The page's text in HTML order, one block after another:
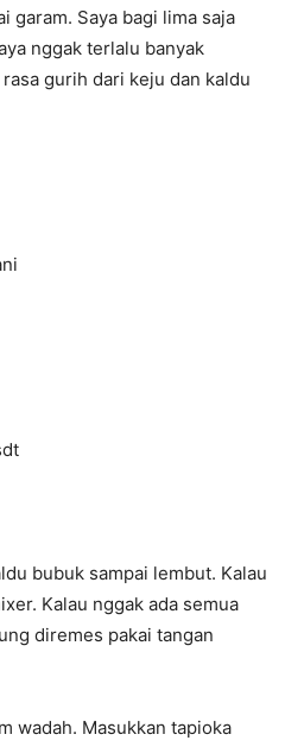
garam. Saya bagi lima saja
nggak terlalu banyak
gurih dari keju dan kaldu
bubuk sampai lembut. Kalau
Kalau nggak ada semua
diremes pakai tangan
wadah. Masukkan tapioka